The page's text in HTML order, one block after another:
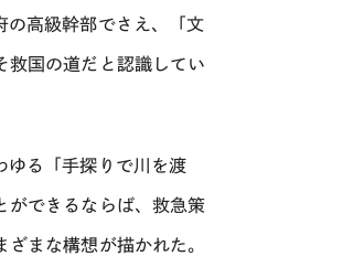
の高級幹部でさえ、「文
救国の道だと認識してい
ゆる「手探りで川を渡
ができるならば、救急策
まな構想が描かれた。